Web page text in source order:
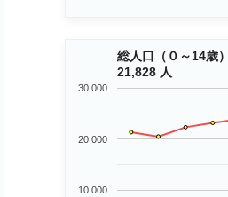
総人口（０～14歳）
21,828 人
10,000
20,000
30,000